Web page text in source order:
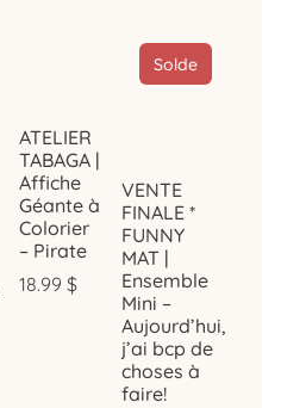
ATELIER
TABAGA |
Affiche
Géante à
Colorier
– Pirate
18.99 $
Solde
VENTE
FINALE *
FUNNY
MAT |
Ensemble
Mini –
Aujourd’hui,
j’ai bcp de
choses à
faire!